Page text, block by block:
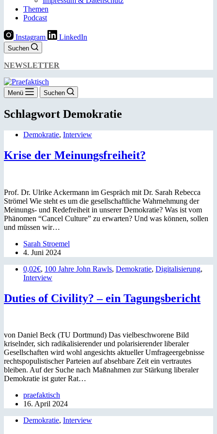
Themen
Podcast
Instagram LinkedIn
Suchen
NEWSLETTER
Menü Suchen
Schlagwort Demokratie
Demokratie, Interview
Krise der Meinungsfreiheit?
Prof. Dr. Ulrike Ackermann im Gespräch mit Dr. Sarah Rebecca
Strömel Wie steht es um die gesellschaftliche Wahrnehmung der
Meinungs- und Redefreiheit in unserer Demokratie? Was ist vom
Phänomen “Cancel Culture” zu erwarten? Und was können, sollen
und müssen wir…
Sarah Stroemel
4. Juni 2024
0,02€, 100 Jahre John Rawls, Demokratie, Digitalisierung,
Interview
Duties of Civility? – ein Tagungsbericht
von Daniel Beck (TU Dortmund) Das vielbeschworene Bild
kriselnder, sich radikalisierender und polarisierender liberaler
Gesellschaften wird wohl angesichts aktueller Umfrageergebnisse
rechtspopulistischer Parteien auf absehbare Zeit ein vertrautes
bleiben. Auf der Suche nach Maßnahmen zur Stärkung liberaler
Demokratie ist guter Rat…
praefaktisch
16. April 2024
Demokratie, Interview